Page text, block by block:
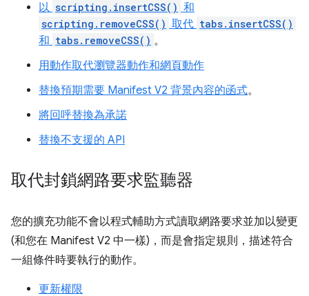
以 scripting.insertCSS() 和
scripting.removeCSS() 取代 tabs.insertCSS()
和 tabs.removeCSS() 。
用動作取代瀏覽器動作和網頁動作
替換預期需要 Manifest V2 背景內容的函式。
將回呼替換為承諾
替換不支援的 API
取代封鎖網路要求監聽器
您的擴充功能不會以程式輔助方式讀取網路要求並加以變更
(和您在 Manifest V2 中一樣)，而是會指定規則，描述符合
一組條件時要執行的動作。
更新權限